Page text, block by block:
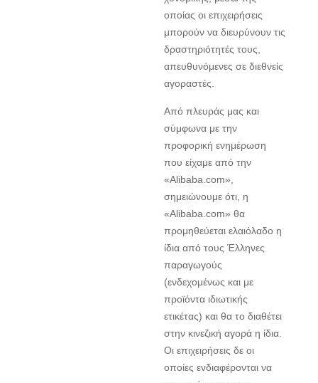
οποίας οι επιχειρήσεις
μπορούν να διευρύνουν τις
δραστηριότητές τους,
απευθυνόμενες σε διεθνείς
αγοραστές.
Από πλευράς μας και
σύμφωνα με την
προφορική ενημέρωση
που είχαμε από την
«Alibaba.com»,
σημειώνουμε ότι, η
«Alibaba.com» θα
προμηθεύεται ελαιόλαδο η
ίδια από τους Έλληνες
παραγωγούς
(ενδεχομένως και με
προϊόντα ιδιωτικής
ετικέτας) και θα το διαθέτει
στην κινεζική αγορά η ίδια.
Οι επιχειρήσεις δε οι
οποίες ενδιαφέρονται να